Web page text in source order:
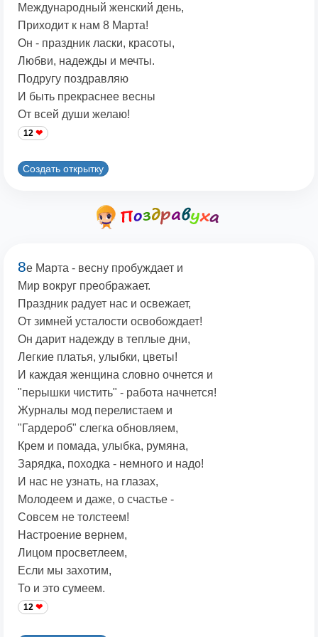
Международный женский день,
Приходит к нам 8 Марта!
Он - праздник ласки, красоты,
Любви, надежды и мечты.
Подругу поздравляю
И быть прекраснее весны
От всей души желаю!
12
Создать открытку
8е Марта - весну пробуждает и
Мир вокруг преображает.
Праздник радует нас и освежает,
От зимней усталости освобождает!
Он дарит надежду в теплые дни,
Легкие платья, улыбки, цветы!
И каждая женщина словно очнется и
"перышки чистить" - работа начнется!
Журналы мод перелистаем и
"Гардероб" слегка обновляем,
Крем и помада, улыбка, румяна,
Зарядка, походка - немного и надо!
И нас не узнать, на глазах,
Молодеем и даже, о счастье -
Совсем не толстеем!
Настроение вернем,
Лицом просветлеем,
Если мы захотим,
То и это сумеем.
12